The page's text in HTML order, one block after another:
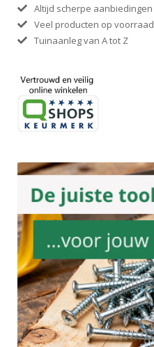
Altijd scherpe aanbiedingen
Veel producten op voorraad
Tuinaanleg van A tot Z